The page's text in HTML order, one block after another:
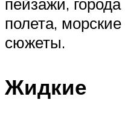
пейзажи,
полета,
сюжеты.
Жидкие